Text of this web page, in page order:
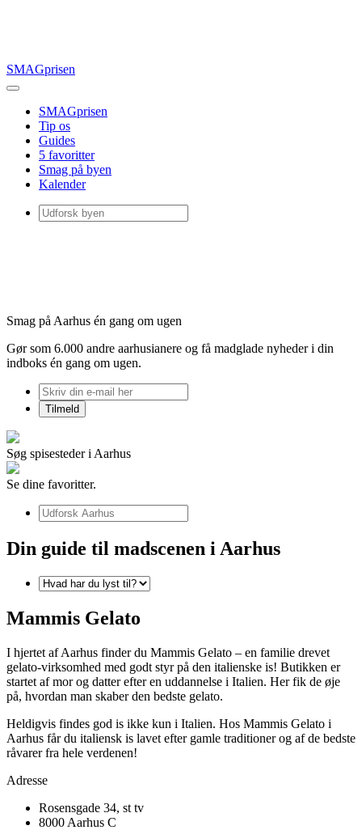
SMAGprisen
SMAGprisen
Tip os
Guides
5 favoritter
Smag på byen
Kalender
Smag på Aarhus én gang om ugen
Gør som 6.000 andre aarhusianere og få madglade nyheder i din
indboks én gang om ugen.
Søg spisesteder i Aarhus
Se dine favoritter.
Din guide til madscenen i Aarhus
Mammis Gelato
I hjertet af Aarhus finder du Mammis Gelato – en familie drevet
gelato-virksomhed med godt styr på den italienske is! Butikken er
startet af mor og datter efter en uddannelse i Italien. Her fik de øje
på, hvordan man skaber den bedste gelato.
Heldigvis findes god is ikke kun i Italien. Hos Mammis Gelato i
Aarhus får du italiensk is lavet efter gamle traditioner og af de bedste
råvarer fra hele verdenen!
Adresse
Rosensgade 34, st tv
8000 Aarhus C